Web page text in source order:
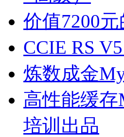
价值7200
CCIE RS
炼数成金
高性能缓存
培训出品